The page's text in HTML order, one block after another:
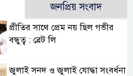
জনপ্রিয় সংবাদ
প্রীতির সাথে প্রেম নয় ছিল গভীর
বন্ধুত্ব : ব্রেট লি
জুলাই সনদ ও জুলাই যোদ্ধা সংবর্ধনা